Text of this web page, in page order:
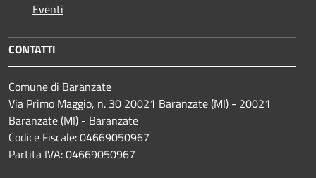
Eventi
CONTATTI
Comune di Baranzate
Via Primo Maggio, n. 30 20021 Baranzate (MI) - 20021
Baranzate (MI) - Baranzate
Codice Fiscale: 04669050967
Partita IVA: 04669050967